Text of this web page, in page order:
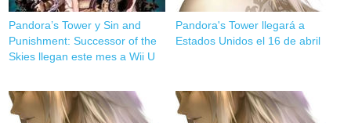
Pandora’s Tower y Sin and
Punishment: Successor of the
Skies llegan este mes a Wii U
Pandora's Tower llegará a
Estados Unidos el 16 de abril